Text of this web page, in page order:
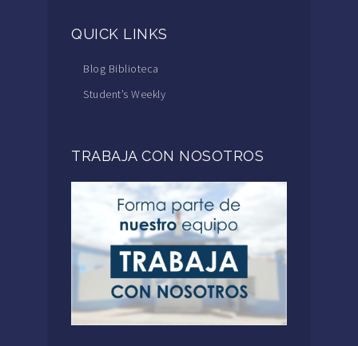
QUICK LINKS
Blog Biblioteca
Student’s Weekly
TRABAJA CON NOSOTROS